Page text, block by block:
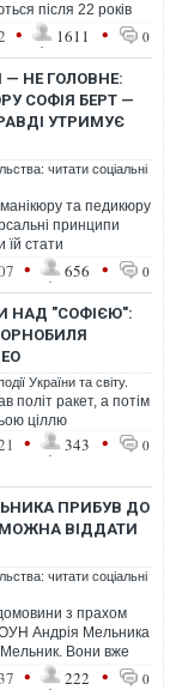
після 22 років
• 1611 • 0
НЕ ГОЛОВНЕ:
СОФІЯ БЕРТ —
УТРИМУЄ
читати соціальні
та педикюру
принципи
їй стати
країнах, і пояснила,
• 656 • 0
НАД "СОФІЄЮ":
України та світу.
політ ракет, а потім
ціллю
• 343 • 0
ПРИБУВ ДО
МОЖНА ВІДДАТИ
читати соціальні
з прахом
ОУН Андрія Мельника
Мельник. Вони вже
вшанува...
• 222 • 0